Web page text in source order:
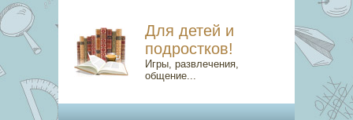
Для детей и
подростков!
Игры, развлечения,
общение...